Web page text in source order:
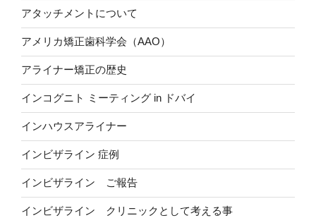
アタッチメントについて
アメリカ矯正歯科学会（AAO）
アライナー矯正の歴史
インコグニト ミーティング in ドバイ
インハウスアライナー
インビザライン 症例
インビザライン ご報告
インビザライン クリニックとして考える事